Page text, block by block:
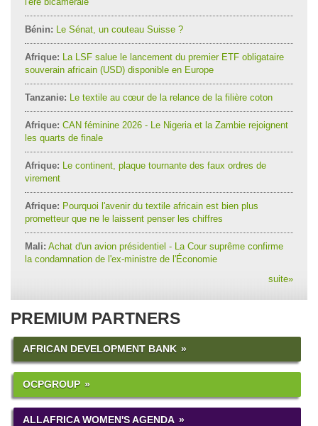
Bénin: Le Sénat, un couteau Suisse ?
Afrique: La LSF salue le lancement du premier ETF obligataire
souverain africain (USD) disponible en Europe
Tanzanie: Le textile au cœur de la relance de la filière coton
Afrique: CAN féminine 2026 - Le Nigeria et la Zambie rejoignent
les quarts de finale
Afrique: Le continent, plaque tournante des faux ordres de
virement
Afrique: Pourquoi l'avenir du textile africain est bien plus
prometteur que ne le laissent penser les chiffres
Mali: Achat d'un avion présidentiel - La Cour suprême confirme
la condamnation de l'ex-ministre de l'Économie
suite»
PREMIUM PARTNERS
AFRICAN DEVELOPMENT BANK
OCPGROUP
ALLAFRICA WOMEN'S AGENDA